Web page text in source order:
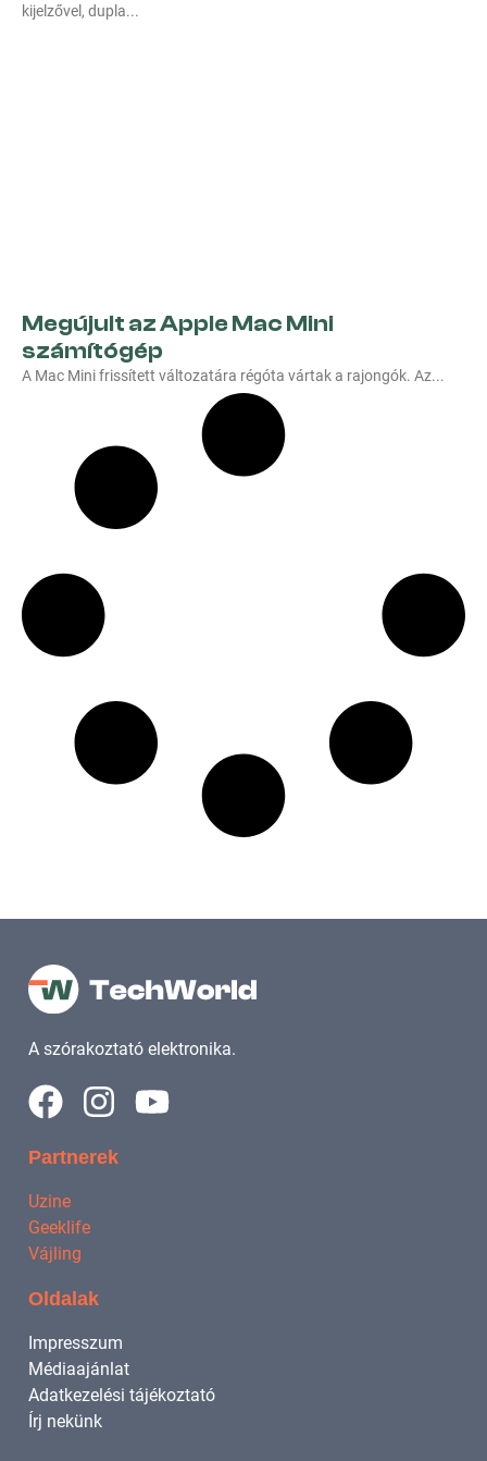
kijelzővel, dupla
Megújult az Apple Mac Mini
számítógép
A Mac Mini frissített változatára régóta vártak a rajongók. Az
A szórakoztató elektronika.
Partnerek
Uzine
Geeklife
Vájling
Oldalak
Impresszum
Médiaajánlat
Adatkezelési tájékoztató
Írj nekünk